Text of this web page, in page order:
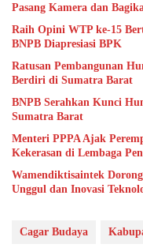
Pasang Kamera dan
Raih Opini WTP ke-15
BNPB Diapresiasi BPK
Ratusan Pembangunan
Berdiri di Sumatra Barat
BNPB Serahkan Kunci
Sumatra Barat
Menteri PPPA Ajak
Kekerasan di Lembaga
Wamendiktisaintek
Unggul dan Inovasi
Cagar Budaya